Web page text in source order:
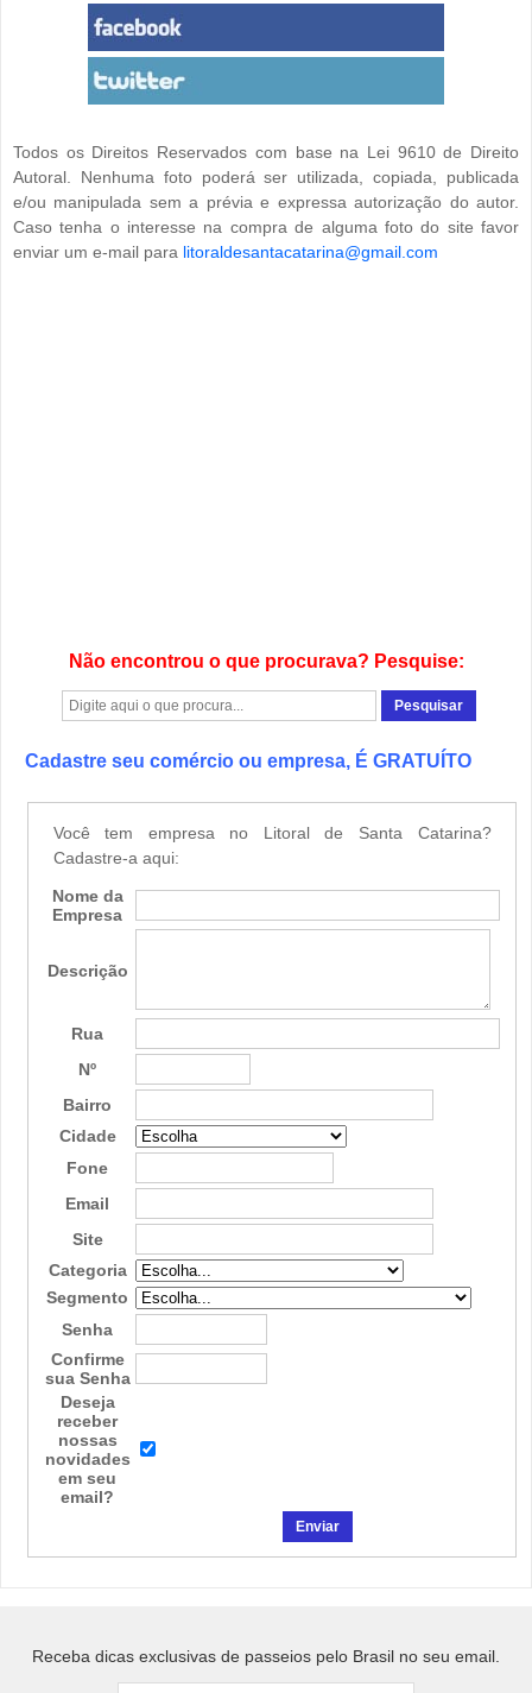
Todos os Direitos Reservados com base na Lei 9610 de Direito
Autoral. Nenhuma foto poderá ser utilizada, copiada, publicada
e/ou manipulada sem a prévia e expressa autorização do autor.
Caso tenha o interesse na compra de alguma foto do site favor
enviar um e-mail para litoraldesantacatarina@gmail.com
Não encontrou o que procurava? Pesquise:
Cadastre seu comércio ou empresa, É GRATUÍTO
Você tem empresa no Litoral de Santa Catarina?
Cadastre-a aqui:
Nome da
Empresa
Descrição
Rua
Nº
Bairro
Cidade
Fone
Email
Site
Categoria
Segmento
Senha
Confirme
sua Senha
Deseja
receber
nossas
novidades
em seu
email?
Receba dicas exclusivas de passeios pelo Brasil no seu email.